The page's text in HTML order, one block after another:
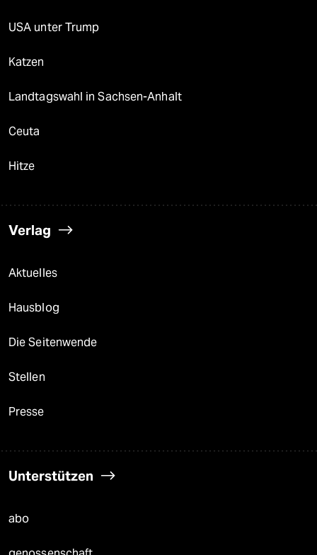
USA unter Trump
Katzen
Landtagswahl in Sachsen-Anhalt
Ceuta
Hitze
Verlag
Aktuelles
Hausblog
Die Seitenwende
Stellen
Presse
Unterstützen
abo